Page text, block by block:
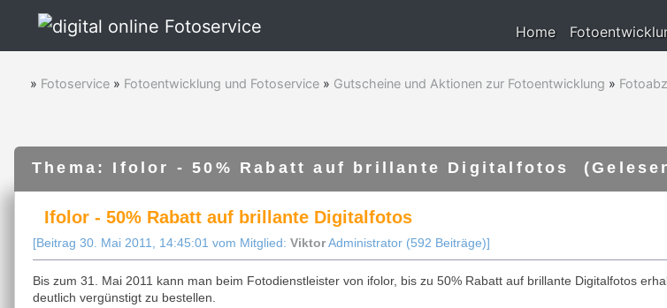
Home
» Fotoservice » Fotoentwicklung und Fotoservice » Gutscheine und Aktionen zur Fotoentwicklung »
Thema: Ifolor - 50% Rabatt auf brillante Digitalfotos
Ifolor - 50% Rabatt auf brillante Digitalfotos
[Beitrag 30. Mai 2011, 14:45:01 vom Mitglied: Viktor Administrator (592 Beiträge)]
Bis zum 31. Mai 2011 kann man beim Fotodienstleister von ifolor, bis zu 50% Rabatt auf brillante Digitalfotos
deutlich vergünstigt zu bestellen.